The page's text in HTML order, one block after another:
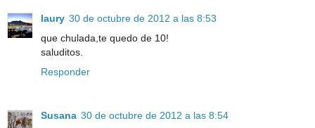
laury 30 de octubre de 2012 a las 8:53
que chulada,te quedo de 10!
saluditos.
Responder
Susana 30 de octubre de 2012 a las 8:54